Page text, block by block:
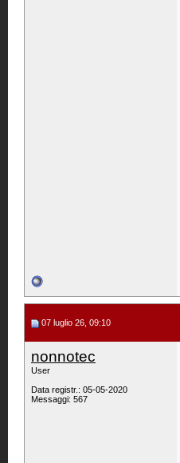
07 luglio 26, 09:10
nonnotec
User
Data registr.: 05-05-2020
Messaggi: 567